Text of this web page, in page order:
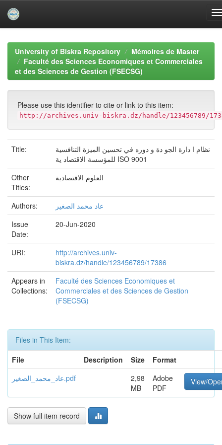
navigationUniversity of Biskra Repository
Mémoires de Master
Faculté des Sciences Economiques et Commerciales
et des Sciences de Gestion (FSECSG)
Please use this identifier to cite or link to this item:
http://archives.univ-biskra.dz/handle/123456789/
Title:
نظام ا دارة الجو دة و دوره في تحسين الميزة التنافسية
للمؤسسة الاقتصاد ية ISO 9001
Other
Titles:
العلوم الاقتصادية
Authors:
عاد محمد الصغير
Issue
Date:
20-Jun-2020
URI:
http://archives.univ-
biskra.dz/handle/123456789/17386
Appears in
Collections:
Faculté des Sciences Economiques et
Commerciales et des Sciences de Gestion
(FSECSG)
Files in This Item:
File
Description Size
Format
عاد_محمد_الصغير.pdf
2,98
MB
Adobe
PDF
View/
Show full item record